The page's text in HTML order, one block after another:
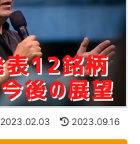
2023.02.03 2023.09.16